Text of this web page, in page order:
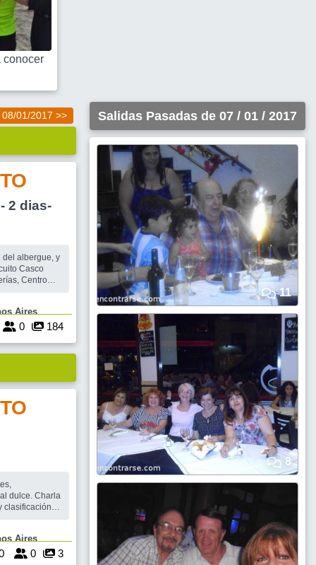
conocer
08/01/2017 >>
2 dias-
del albergue, y
el Cnel.
Aires
0 184
Charla
clasificación
Aires
0 3
Salidas Pasadas de 07 / 01 / 2017
11
8